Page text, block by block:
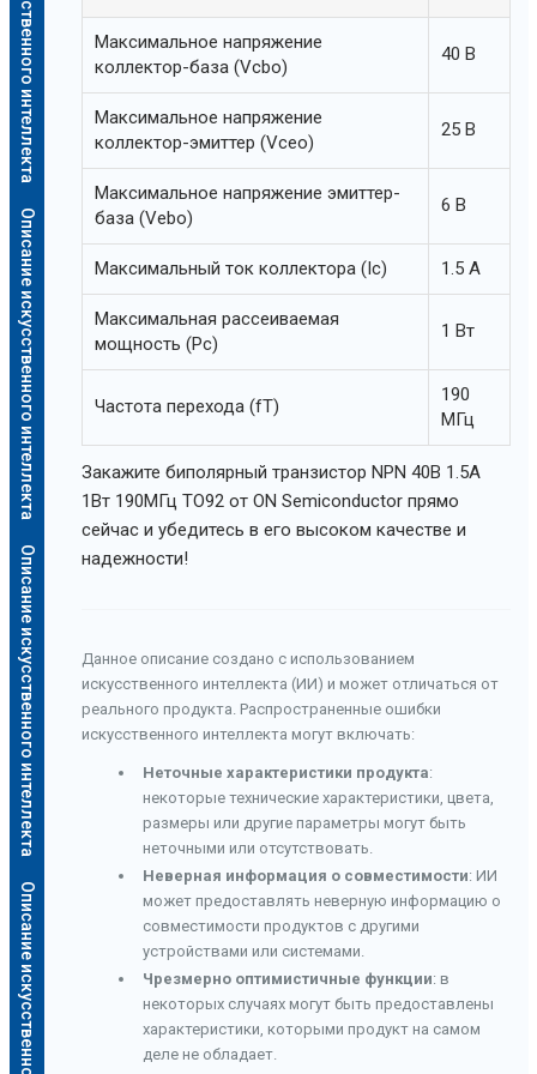
Описание искусственного интеллекта
Описание искусственного интеллекта
Максимальное напряжение
коллектор-база (Vcbo)
40 В
Максимальное напряжение
коллектор-эмиттер (Vceo)
25 В
Максимальное напряжение эмиттер-
база (Vebo)
6 В
Максимальный ток коллектора (Ic) 1.5 А
Максимальная рассеиваемая
мощность (Pc)
1 Вт
Частота перехода (fT)
190
МГц
Закажите биполярный транзистор NPN 40В 1.5А
1Вт 190МГц TO92 от ON Semiconductor прямо
сейчас и убедитесь в его высоком качестве и
надежности!
Данное описание создано с использованием
искусственного интеллекта (ИИ) и может отличаться от
реального продукта. Распространенные ошибки
искусственного интеллекта могут включать:
Неточные характеристики продукта:
некоторые технические характеристики, цвета,
размеры или другие параметры могут быть
неточными или отсутствовать.
Неверная информация о совместимости: ИИ
может предоставлять неверную информацию о
совместимости продуктов с другими
устройствами или системами.
Чрезмерно оптимистичные функции: в
некоторых случаях могут быть предоставлены
характеристики, которыми продукт на самом
деле не обладает.